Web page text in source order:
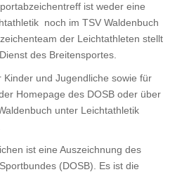
ist weder eine
noch im TSV Waldenbuch
der Leichtathleten stellt
des Breitensportes.
Kinder und Jugendliche sowie für
Homepage des DOSB oder über
unter Leichtathletik
ist eine Auszeichnung des
(DOSB). Es ist die